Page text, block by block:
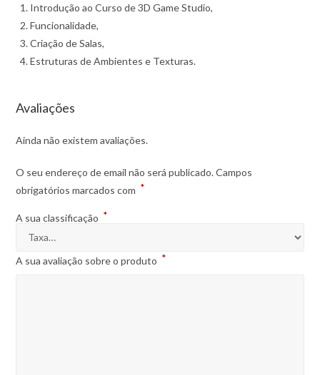
Introdução ao Curso de 3D Game Studio,
Funcionalidade,
Criação de Salas,
Estruturas de Ambientes e Texturas.
Avaliações
Ainda não existem avaliações.
O seu endereço de email não será publicado. Campos
obrigatórios marcados com *
A sua classificação *
A sua avaliação sobre o produto *